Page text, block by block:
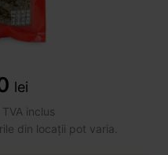
lei
inclus
din locații pot varia.